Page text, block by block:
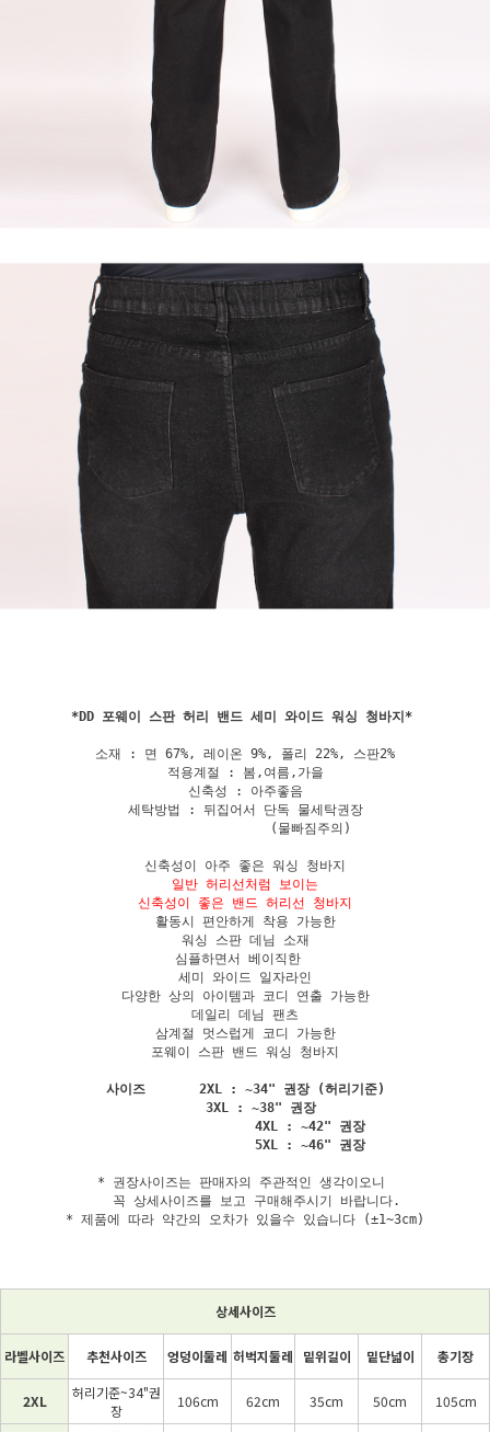
*DD 포웨이 스판 허리 밴드 세미 와이드 워싱 청바지
소재 : 면 67%, 레이온 9%, 폴리 22%, 스판2%
적용계절 : 봄,여름,가을
신축성 : 아주좋음
세탁방법 : 뒤집어서 단독 물세탁권장
일반 허리선처럼 보이는
신축성이 좋은 밴드 허리선 청바지
활동시 편안하게 착용 가능한
워싱 스판 데님 소재
심플하면서 베이직한
세미 와이드 일자라인
다양한 상의 아이템과 코디 연출 가능한
데일리 데님 팬츠
삼계절 멋스럽게 코디 가능한
포웨이 스판 밴드 워싱 청바지
사이즈       2XL : ~34" 권장 (허리기준)
* 권장사이즈는 판매자의 주관적인 생각이오니
* 제품에 따라 약간의 오차가 있을수 있습니다 (±1~3cm)
상세사이즈
라벨사이즈 추천사이즈 엉덩이둘레 허벅지둘레 밑위길이 밑단넓이 총기장
2XL
허리기준~34"권
장
106cm 62cm 35cm 50cm 105cm